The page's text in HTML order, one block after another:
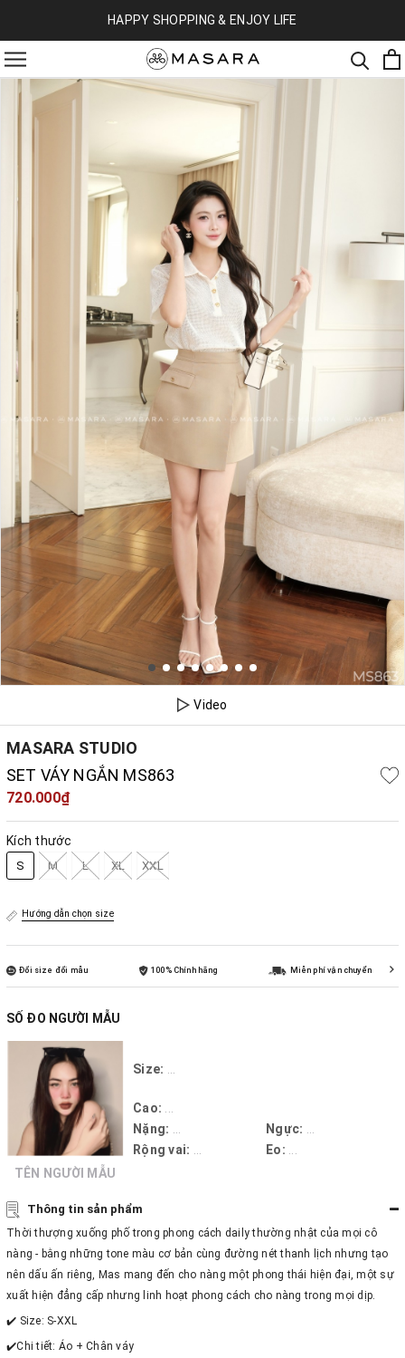
HAPPY SHOPPING & ENJOY LIFE
Video
MASARA STUDIO
SET VÁY NGẮN MS863
720.000₫
Kích thước
S M L XL XXL
Hướng dẫn chọn size
Đổi size đổi mẫu 100% Chính hãng Miễn phí vận chuyển
SỐ ĐO NGƯỜI MẪU
TÊN NGƯỜI MẪU
Size:
Cao:
Nặng:
Ngực:
Rộng vai:
Eo:
Thông tin sản phẩm
Thời thượng xuống phố trong phong cách daily thường nhật của mọi cô
nàng - bằng những tone màu cơ bản cùng đường nét thanh lịch nhưng tạo
nên dấu ấn riêng, Mas mang đến cho nàng một phong thái hiện đại, một sự
xuất hiện đẳng cấp nhưng linh hoạt phong cách cho nàng trong mọi dịp.
✔️ Size: S-XXL
✔️Chi tiết: Áo + Chân váy